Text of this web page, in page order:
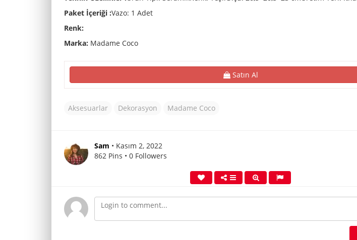
Paket İçeriği :Vazo: 1 Adet
Renk:
Marka: Madame Coco
Satın Al
Aksesuarlar Dekorasyon Madame Coco
Sam • Kasım 2, 2022
862 Pins • 0 Followers